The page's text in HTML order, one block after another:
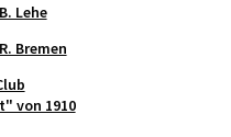
Lehe
Bremen
von 1910